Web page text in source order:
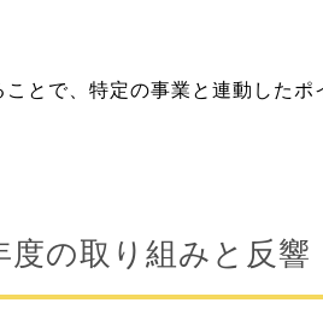
とで、特定の事業と連動した
度の取り組みと反響